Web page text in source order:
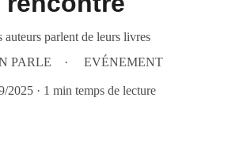
auteurs parlent de leurs livres
PARLE
EVÉNEMENT
2025 1 min temps de lecture